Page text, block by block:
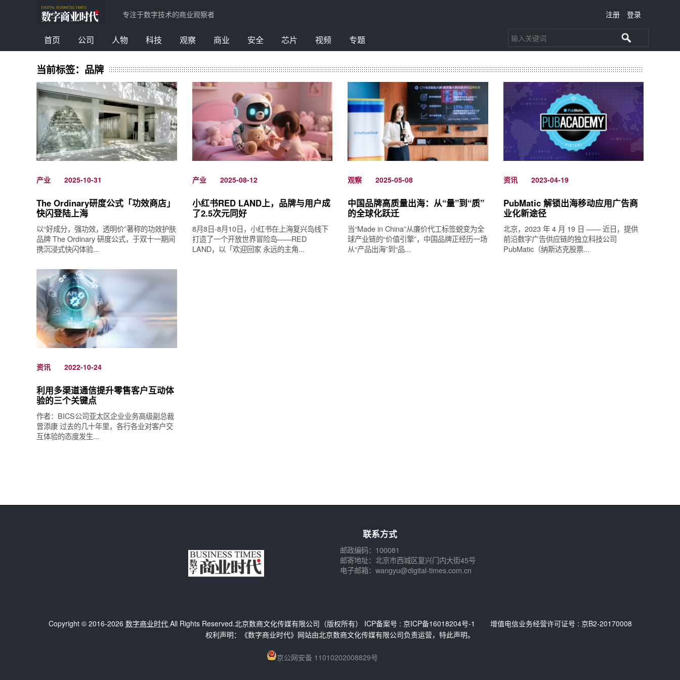
专注于数字技术的商业观察者 注册 登录
首页 公司 人物 科技 观察 商业 安全 芯片 视频 专题
当前标签：品牌
产业 2025-10-31
The Ordinary研度公式「功效商店」
快闪登陆上海
以“好成分，强功效，透明价”著称的功效护肤
品牌 The Ordinary 研度公式，于双十一期间
携沉浸式快闪体验...
产业 2025-08-12
小红书RED LAND上，品牌与用户成
了2.5次元同好
8月8日-8月10日，小红书在上海复兴岛线下
打造了一个开放世界冒险岛——RED
LAND，以「欢迎回家 永远的主角...
观察 2025-05-08
中国品牌高质量出海：从“量”到“质”
的全球化跃迁
当“Made in China”从廉价代工标签蜕变为全
球产业链的“价值引擎”，中国品牌正经历一场
从“产品出海”到“品...
资讯 2023-04-19
PubMatic 解锁出海移动应用广告商
业化新途径
北京，2023 年 4 月 19 日 —— 近日，提供
前沿数字广告供应链的独立科技公司
PubMatic（纳斯达克股票...
资讯 2022-10-24
利用多渠道通信提升零售客户互动体
验的三个关键点
作者：BICS公司亚太区企业业务高级副总裁
曾添康 过去的几十年里，各行各业对客户交
互体验的态度发生...
联系方式
邮政编码：100081
邮寄地址：北京市西城区复兴门内大街45号
电子邮箱：wangyu@digital-times.com.cn
Copyright © 2016-2026 数字商业时代 All Rights Reserved.北京数商文化传媒有限公司（版权所有） ICP备案号 : 京ICP备16018204号-1
增值电信业务经营许可证号 : 京B2-20170008
权利声明：《数字商业时代》网站由北京数商文化传媒有限公司负责运营，特此声明。
京公网安备 11010202008829号